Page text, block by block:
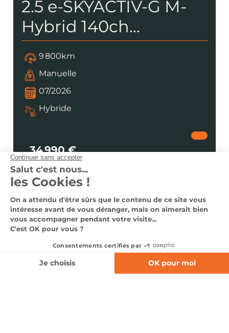
Nous contacter
0366140335
2.5 e-SKYACTIV-G M-
Hybrid 140ch
Exclusive-Line 2025
Euro6e
9 800km
Manuelle
07/2026
Hybride
34 990 €
dès 452 €